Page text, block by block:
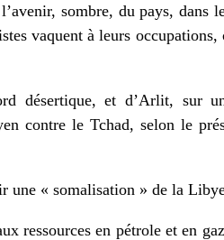
sombre, du pays, dans
vaquent à leurs occupations,
désertique, et d’Arlit, sur
contre le Tchad, selon le
une « somalisation » de la
ressources en pétrole et en